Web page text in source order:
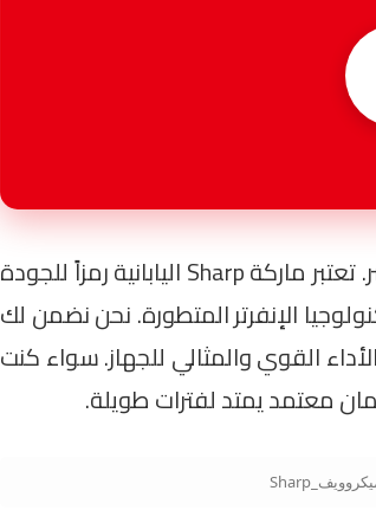
في مصر. تعتبر ماركة Sharp اليابانية رمزاً للجودة
الإنفرتر المتطورة. نحن نضمن لك
القوي والمثالي للجهاز. سواء كنت
معتمد يمتد لفترات طويلة.